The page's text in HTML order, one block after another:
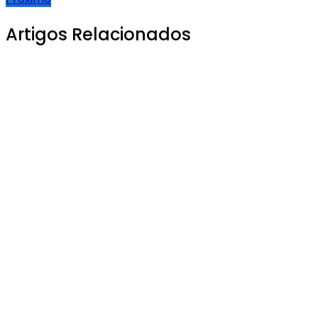
Artigos Relacionados